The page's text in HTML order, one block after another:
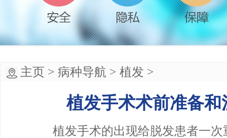
主页 > 病种导航 > 植发 >
植发手术术前准备和
植发手术的出现给脱发患者一次